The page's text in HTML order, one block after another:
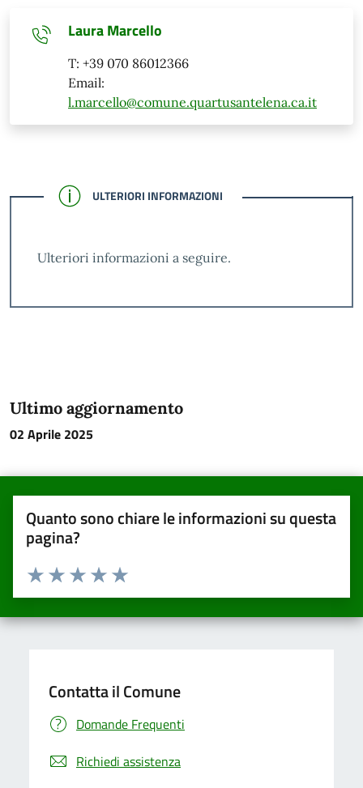
Laura Marcello
T: +39 070 86012366
Email:
l.marcello@comune.quartusantelena.ca.it
CONFERMATO
ULTERIORI INFORMAZIONI
Ulteriori informazioni a seguire.
Ultimo aggiornamento
02 Aprile 2025
Quanto sono chiare le informazioni su questa
pagina?
Valuta da 1 a 5 stelle la pagina
Valuta 5 stelle su 5
Valuta 4 stelle su 5
Valuta 3 stelle su 5
Valuta 2 stelle su 5
Valuta una stella su 5
Contatta il Comune
Domande Frequenti
Richiedi assistenza